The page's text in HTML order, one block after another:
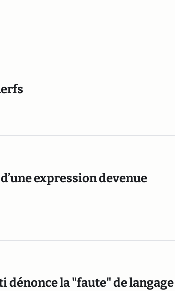
expression devenue
dénonce la "faute" de langage